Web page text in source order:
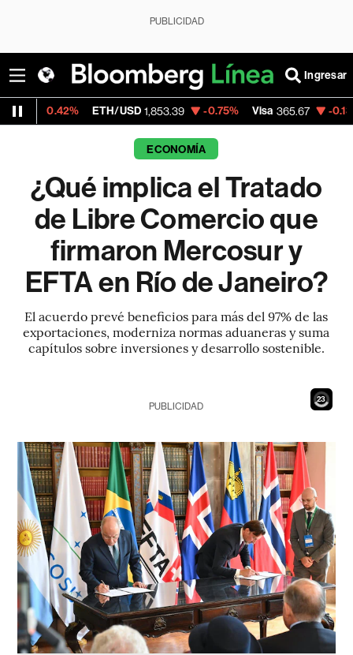
PUBLICIDAD
Ingresar
ETH/USD 1,853.39 -0.75% Visa 365.67 -0.13%
ECONOMÍA
¿Qué implica el Tratado
de Libre Comercio que
firmaron Mercosur y
EFTA en Río de Janeiro?
El acuerdo prevé beneficios para más del 97% de las
exportaciones, moderniza normas aduaneras y suma
capítulos sobre inversiones y desarrollo sostenible.
21
PUBLICIDAD